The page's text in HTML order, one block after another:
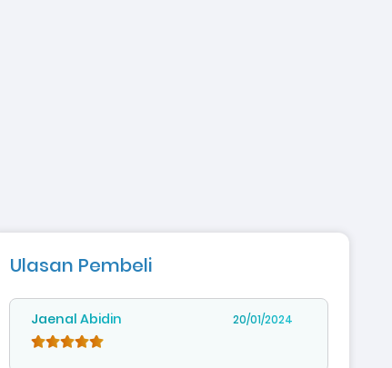
Ulasan Pembeli
Jaenal Abidin 20/01/2024